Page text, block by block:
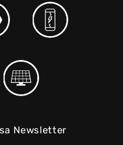
Newsletter